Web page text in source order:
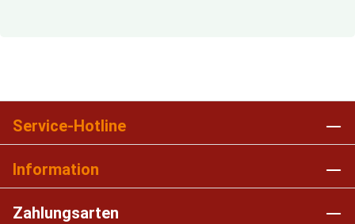
Service-Hotline
Information
Zahlungsarten